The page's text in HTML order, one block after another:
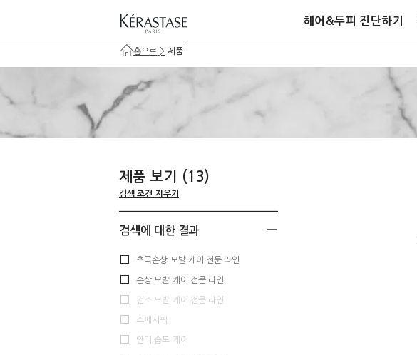
헤어&두피 진단하기
홈으로 > 제품
제품 보기 (13)
검색 조건 지우기
검색에 대한 결과
초극손상 모발 케어 전문 라인
손상 모발 케어 전문 라인
건조 모발 케어 전문 라인
스페시픽
안티 습도 케어